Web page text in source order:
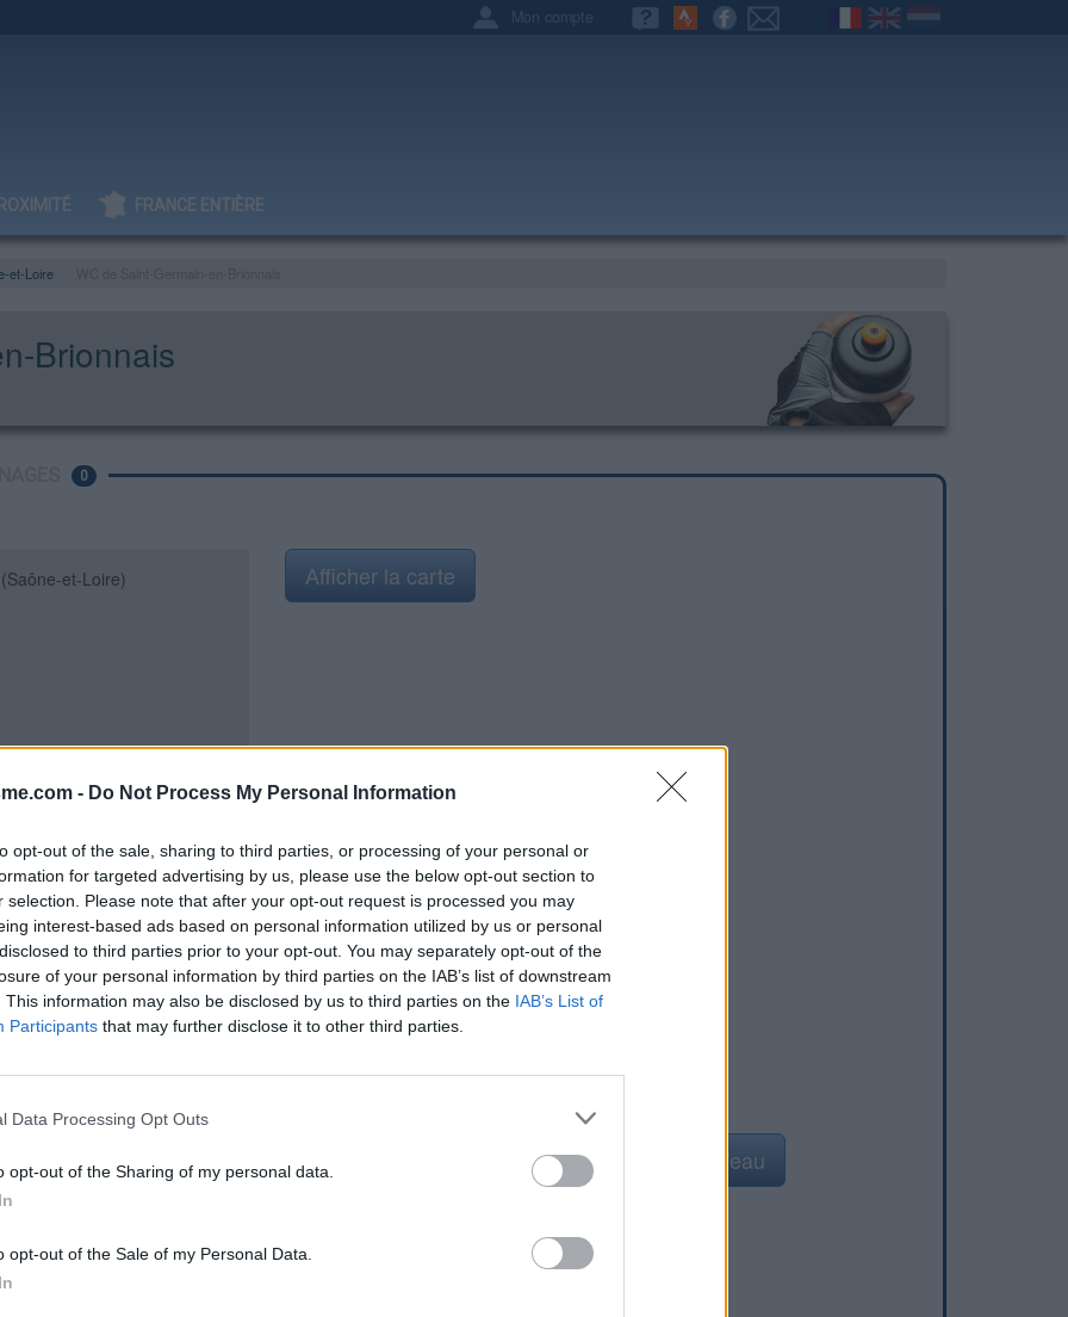
- Do Not Process My Personal Information
opt-out of the sale, sharing to third parties, or processing of your personal or
for targeted advertising by us, please use the below opt-out section to
selection. Please note that after your opt-out request is processed you may
interest-based ads based on personal information utilized by us or personal
to third parties prior to your opt-out. You may separately opt-out of the
of your personal information by third parties on the IAB’s list of downstream
This information may also be disclosed by us to third parties on the IAB’s List of
Participants that may further disclose it to other third parties.
Data Processing Opt Outs
opt-out of the Sharing of my personal data.
opt-out of the Sale of my Personal Data.
Mon compte
FRANCE ENTIÈRE
et-Loire
Brionnais
0
(Saône-et-Loire)
et de l'église. Sur la
dans l'allée à droite au
maison sise au n° 225 de
communale", on arrive sur une
trouvent dans une ancienne
bois est ouvert. En plus du
sur un muret devant le coin
Afficher la carte
Signaler une erreur Ajouter un point d'eau